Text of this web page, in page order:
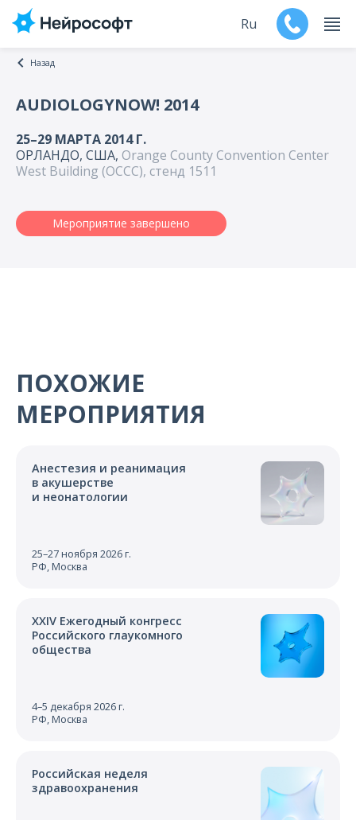
Поддержка
Карьера
Ru
Назад
AUDIOLOGYNOW! 2014
25–29 МАРТА 2014 Г.
ОРЛАНДО, США, Orange County Convention Center
West Building (OCCC), стенд 1511
Мероприятие завершено
ПОХОЖИЕ
МЕРОПРИЯТИЯ
Анестезия и реанимация
в акушерстве
и неонатологии
25–27 ноября 2026 г.
РФ, Москва
XXIV Ежегодный конгресс
Российского глаукомного
общества
4–5 декабря 2026 г.
РФ, Москва
Российская неделя
здравоохранения